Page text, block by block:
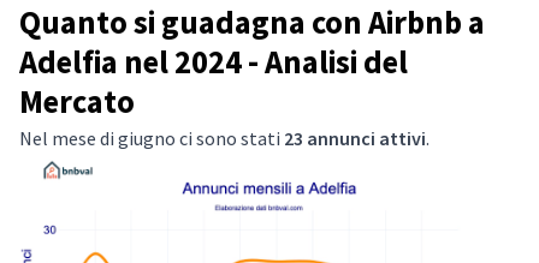
Quanto si guadagna con Airbnb a
Adelfia nel 2024 - Analisi del
Mercato
Nel mese di giugno ci sono stati 23 annunci attivi.